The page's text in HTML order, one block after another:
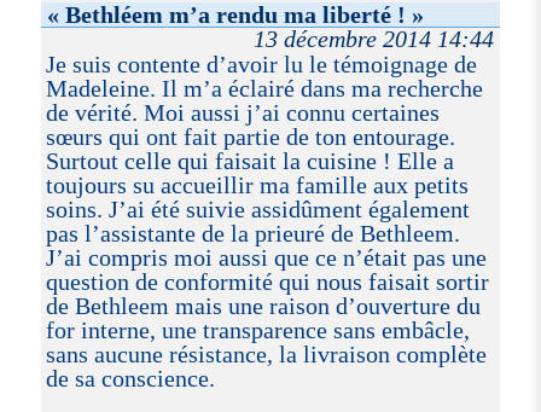
« Bethléem m’a rendu ma liberté ! »
13 décembre 2014 14:44
Je suis contente d’avoir lu le témoignage de
Madeleine. Il m’a éclairé dans ma recherche
de vérité. Moi aussi j’ai connu certaines
sœurs qui ont fait partie de ton entourage.
Surtout celle qui faisait la cuisine ! Elle a
toujours su accueillir ma famille aux petits
soins. J’ai été suivie assidûment également
pas l’assistante de la prieuré de Bethleem.
J’ai compris moi aussi que ce n’était pas une
question de conformité qui nous faisait sortir
de Bethleem mais une raison d’ouverture du
for interne, une transparence sans embâcle,
sans aucune résistance, la livraison complète
de sa conscience.